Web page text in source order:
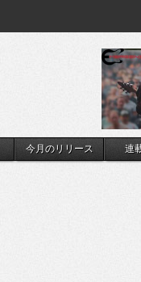
今月のリリース 連